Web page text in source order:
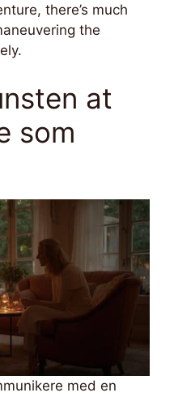
there’s much
the
at
som
med en